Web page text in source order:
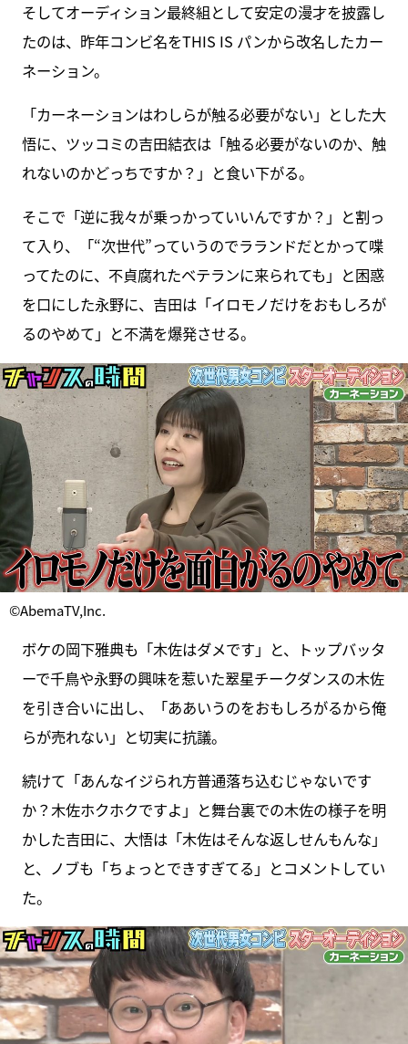
そしてオーディション最終組として安定の漫才を披露し
たのは、昨年コンビ名をTHIS IS パンから改名したカー
ネーション。
「カーネーションはわしらが触る必要がない」とした大
悟に、ツッコミの吉田結衣は「触る必要がないのか、触
れないのかどっちですか？」と食い下がる。
そこで「逆に我々が乗っかっていいんですか？」と割っ
て入り、「“次世代”っていうのでラランドだとかって喋
ってたのに、不貞腐れたベテランに来られても」と困惑
を口にした永野に、吉田は「イロモノだけをおもしろが
るのやめて」と不満を爆発させる。
©AbemaTV,Inc.
ボケの岡下雅典も「木佐はダメです」と、トップバッタ
ーで千鳥や永野の興味を惹いた翠星チークダンスの木佐
を引き合いに出し、「ああいうのをおもしろがるから俺
らが売れない」と切実に抗議。
続けて「あんなイジられ方普通落ち込むじゃないです
か？木佐ホクホクですよ」と舞台裏での木佐の様子を明
かした吉田に、大悟は「木佐はそんな返しせんもんな」
と、ノブも「ちょっとできすぎてる」とコメントしてい
た。